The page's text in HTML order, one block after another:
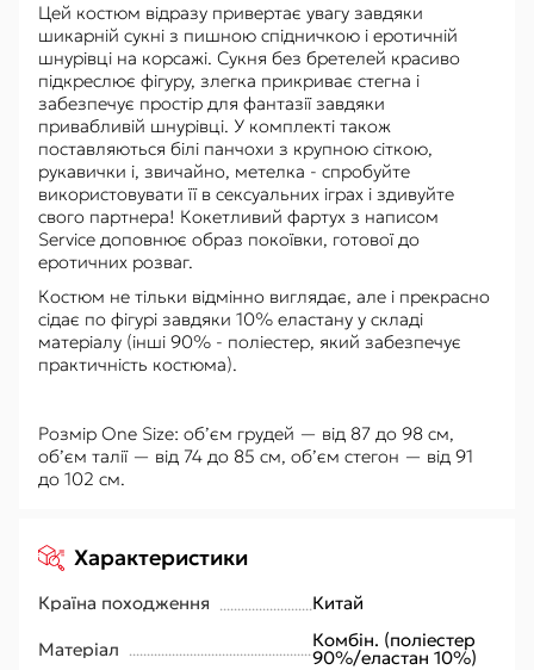
Цей костюм відразу привертає увагу завдяки
шикарній сукні з пишною спідничкою і еротичній
шнурівці на корсажі. Сукня без бретелей красиво
підкреслює фігуру, злегка прикриває стегна і
забезпечує простір для фантазії завдяки
привабливій шнурівці. У комплекті також
поставляються білі панчохи з крупною сіткою,
рукавички і, звичайно, метелка - спробуйте
використовувати її в сексуальних іграх і здивуйте
свого партнера! Кокетливий фартух з написом
Service доповнює образ покоївки, готової до
еротичних розваг.
Костюм не тільки відмінно виглядає, але і прекрасно
сідає по фігурі завдяки 10% еластану у складі
матеріалу (інші 90% - поліестер, який забезпечує
практичність костюма).
Розмір One Size: об’єм грудей — від 87 до 98 см,
об’єм талії — від 74 до 85 см, об’єм стегон — від 91
до 102 см.
Характеристики
Країна походження Китай
Матеріал Комбін. (поліестер
90%/еластан 10%)